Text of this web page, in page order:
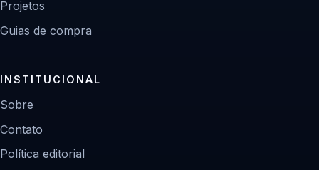
Projetos
Guias de compra
INSTITUCIONAL
Sobre
Contato
Política editorial